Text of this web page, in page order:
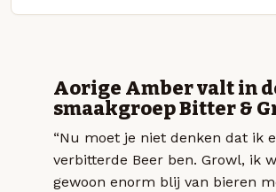
Aorige Amber valt in
smaakgroep Bitter &
“Nu moet je niet denken dat ik
verbitterde Beer ben. Growl, ik
gewoon enorm blij van bieren